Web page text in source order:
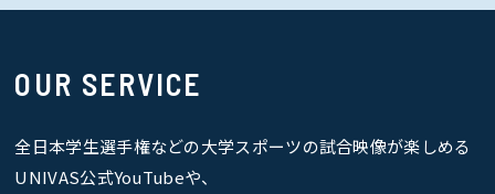
OUR SERVICE
全日本学生選手権などの大学スポーツの試合映像が楽しめる
UNIVAS公式YouTubeや、